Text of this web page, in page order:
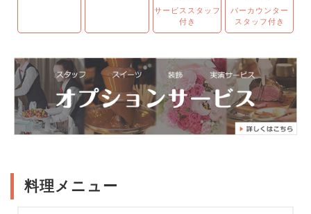
サービススタッフ
付き
バーカウンター
スタッフ付き
料理メニュー